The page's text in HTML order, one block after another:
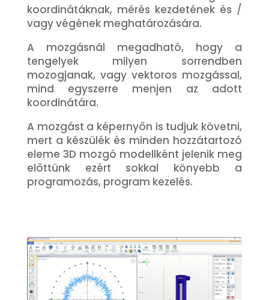
koordinátáknak, mérés kezdetének és /
vagy végének meghatározására.
A mozgásnál megadható, hogy a
tengelyek milyen sorrendben
mozogjanak, vagy vektoros mozgással,
mind egyszerre menjen az adott
koordinátára.
A mozgást a képernyőn is tudjuk követni,
mert a készülék és minden hozzátartozó
eleme 3D mozgó modellként jelenik meg
előttünk ezért sokkal könyebb a
programozás, program kezelés.